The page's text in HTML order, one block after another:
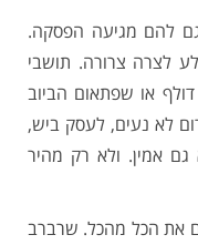
להם מגיעה הפסקה.
לצרה צרורה. תושבי
או שפתאום הביוב
לא נעים, לעסק ביש,
אמין. ולא רק מהיר
את הכל מהכל. שרברב